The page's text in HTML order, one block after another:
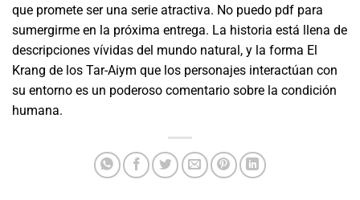
que promete ser una serie atractiva. No puedo pdf para
sumergirme en la próxima entrega. La historia está llena de
descripciones vívidas del mundo natural, y la forma El
Krang de los Tar-Aiym que los personajes interactúan con
su entorno es un poderoso comentario sobre la condición
humana.